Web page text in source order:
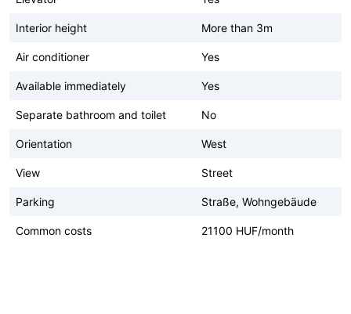
Interior height More than 3m
Air conditioner Yes
Available immediately Yes
Separate bathroom and toilet No
Orientation West
View Street
Parking Straße, Wohngebäude
Common costs 21100 HUF/month